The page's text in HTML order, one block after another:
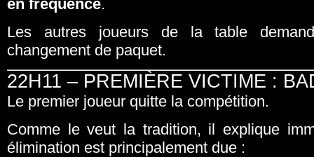
en fréquence.
Les autres joueurs de la table
changement de paquet.
22H11 – PREMIÈRE VICTIME :
Le premier joueur quitte la compétition.
Comme le veut la tradition, il explique
élimination est principalement due :